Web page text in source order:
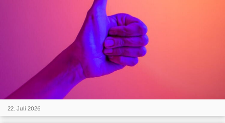
22. Juli 2026